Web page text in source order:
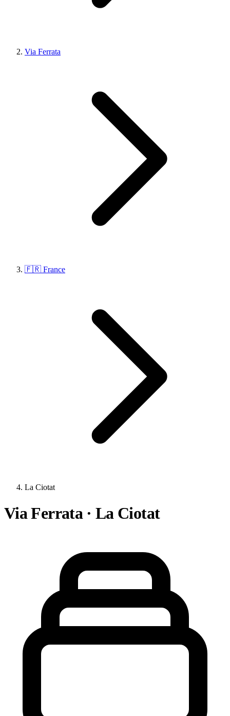
Via Ferrata
🇫🇷 France
La Ciotat
Via Ferrata · La Ciotat